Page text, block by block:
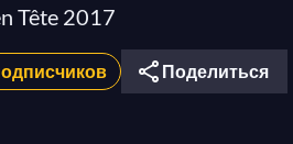
Tête 2017
Поделиться